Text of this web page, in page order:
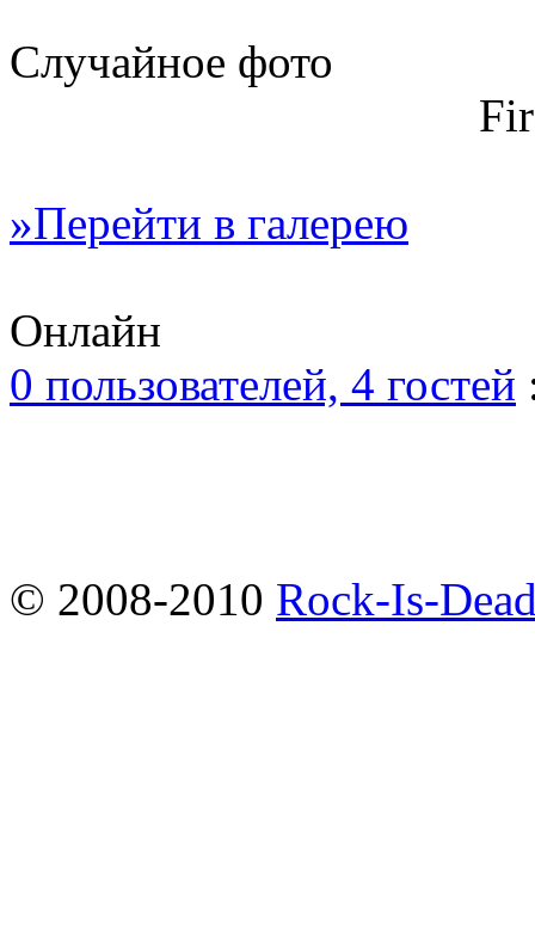
Случайное фото
»Перейти в галерею
Онлайн
0 пользователей, 4 гостей
© 2008-2010 Rock-Is-